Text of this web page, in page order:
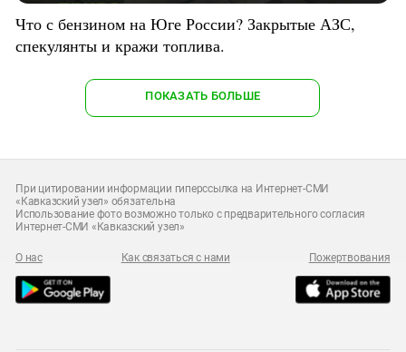
Что с бензином на Юге России? Закрытые АЗС,
спекулянты и кражи топлива.
ПОКАЗАТЬ БОЛЬШЕ
При цитировании информации гиперссылка на Интернет-СМИ
«Кавказский узел» обязательна
Использование фото возможно только с предварительного согласия
Интернет-СМИ «Кавказский узел»
О нас Как связаться с нами Пожертвования